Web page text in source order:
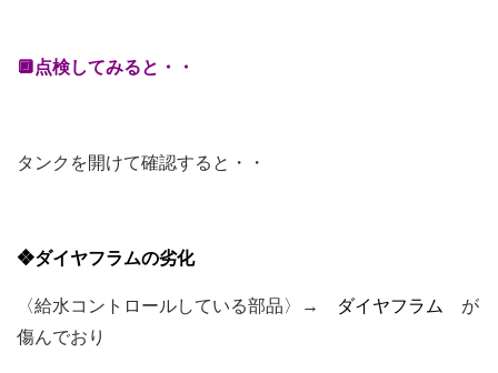
🔲点検してみると・・
タンクを開けて確認すると・・
❖ダイヤフラムの劣化
〈給水コントロールしている部品〉→ ダイヤフラム
が
傷んでおり